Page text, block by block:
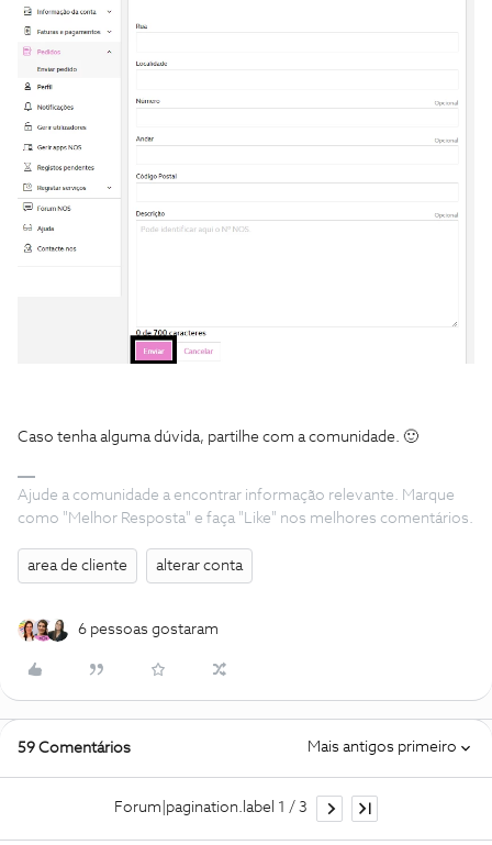
Caso tenha alguma dúvida, partilhe com a comunidade. 🙂
Ajude a comunidade a encontrar informação relevante. Marque
como "Melhor Resposta" e faça "Like" nos melhores comentários.
area de cliente alterar conta
6 pessoas gostaram
59 Comentários Mais antigos primeiro
Forum|pagination.label 1 / 3